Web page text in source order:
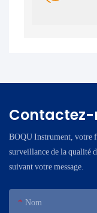
Contactez-
BOQU Instrument, votre
surveillance de la qualité
suivant votre message.
Nom